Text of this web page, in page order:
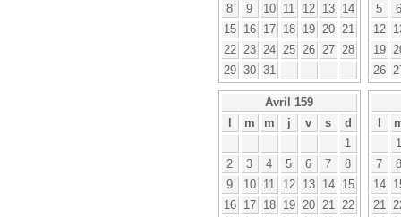
8
9 10 11 12 13
14
15
16 17 18 19 20
21
22
23 24 25 26 27
28
29 30 31
5
6
12
19
26
Avril 159
l
m m j v s
d
1
2
3 4 5 6 7
8
9
10 11 12 13 14
15
16
17 18 19 20 21
22
l
1
7
8
14
21